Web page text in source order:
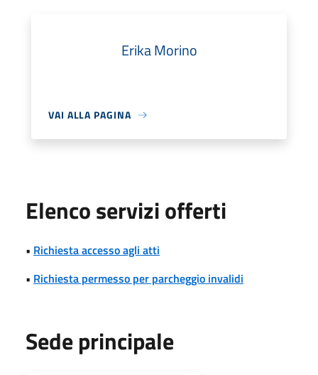
Erika Morino
VAI ALLA PAGINA
Elenco servizi offerti
• Richiesta accesso agli atti
• Richiesta permesso per parcheggio invalidi
Sede principale